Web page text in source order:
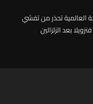
العالمية تحذر من تفشي
بعد الزلزالين